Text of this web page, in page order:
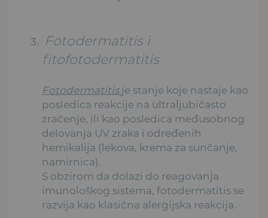
Fotodermatitis i
fitofotodermatitis
Fotodermatitis je stanje koje nastaje kao
posledica reakcije na ultraljubičasto
zračenje, ili kao posledica međusobnog
delovanja UV zraka i određenih
hemikalija (lekova, krema za sunčanje,
namirnica).
S obzirom da dolazi do reagovanja
imunološkog sistema, fotodermatitis se
razvija kao klasična alergijska reakcija.